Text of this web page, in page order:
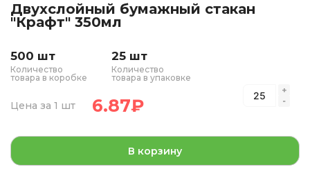
Двухслойный бумажный стакан
"Крафт" 350мл
500 шт
Количество
товара в коробке
25 шт
Количество
товара в упаковке
Цена за 1 шт 6.87₽
В корзину